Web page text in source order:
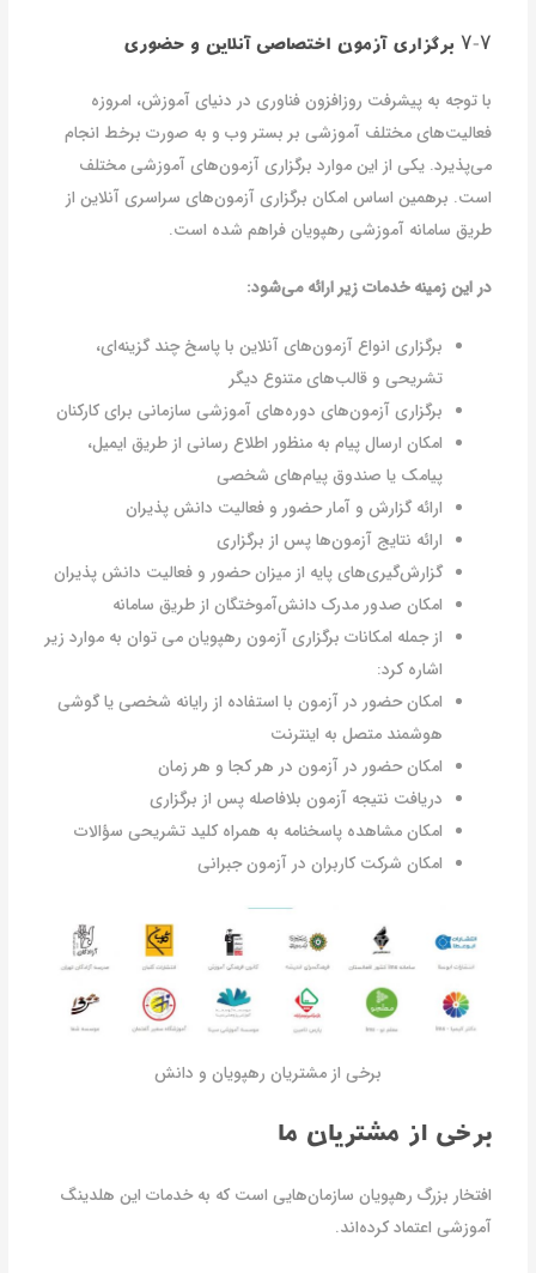
۷-۷ برگزاری آزمون اختصاصی آنلاین و حضوری
با توجه به پیشرفت روزافزون فناوری در دنیای آموزش، امروزه
فعالیت‌های مختلف آموزشی بر بستر وب و به صورت برخط انجام
می‌پذیرد. یکی از این موارد برگزاری آزمون‌های آموزشی مختلف
است. برهمین اساس امکان برگزاری آزمون‌های سراسری آنلاین از
طریق سامانه آموزشی رهپویان فراهم شده است.
در این زمینه خدمات زیر ارائه می‌شود:
برگزاری انواع آزمون‌های آنلاین با پاسخ چند گزینه‌ای،
تشریحی و قالب‌های متنوع دیگر
برگزاری آزمون‌های دوره‌های آموزشی سازمانی برای کارکنان
امکان ارسال پیام به منظور اطلاع رسانی از طریق ایمیل،
پیامک یا صندوق پیام‌های شخصی
ارائه گزارش و آمار حضور و فعالیت دانش پذیران
ارائه نتایج آزمون‌ها پس از برگزاری
گزارش‌گیری‌های پایه از میزان حضور و فعالیت دانش پذیران
امکان صدور مدرک دانش‌آموختگان از طریق سامانه
از جمله امکانات برگزاری آزمون رهپویان می توان به موارد زیر
اشاره کرد:
امکان حضور در آزمون با استفاده از رایانه شخصی یا گوشی
هوشمند متصل به اینترنت
امکان حضور در آزمون در هر کجا و هر زمان
دریافت نتیجه آزمون بلافاصله پس از برگزاری
امکان مشاهده پاسخنامه به همراه کلید تشریحی سؤالات
امکان شرکت کاربران در آزمون‌ جبرانی
برخی از مشتریان رهپویان و دانش
برخی از مشتریان ما
افتخار بزرگ رهپویان سازمان‌هایی است که به خدمات این هلدینگ
آموزشی اعتماد کرده‌اند.